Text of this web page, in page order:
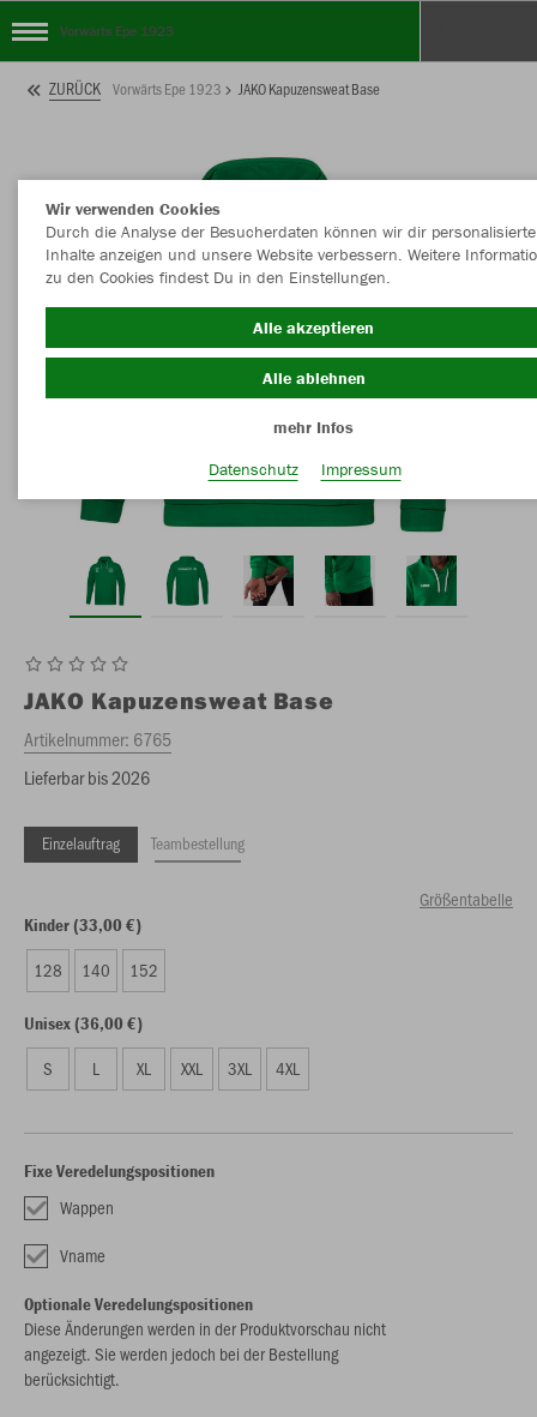
Vorwärts Epe 1923
ZURÜCK Vorwärts Epe 1923 JAKO Kapuzensweat Base
JAKO Kapuzensweat Base
Artikelnummer: 6765
Lieferbar bis 2026
Einzelauftrag Teambestellung
Größentabelle
Kinder (33,00 €)
128 140 152
Unisex (36,00 €)
S L XL XXL 3XL 4XL
Fixe Veredelungspositionen
Wappen
Vname
Optionale Veredelungspositionen
Diese Änderungen werden in der Produktvorschau nicht
angezeigt. Sie werden jedoch bei der Bestellung
berücksichtigt.
Wir verwenden Cookies
Durch die Analyse der Besucherdaten können wir dir personalisierte
Inhalte anzeigen und unsere Website verbessern. Weitere
zu den Cookies findest Du in den Einstellungen.
Alle akzeptieren
Alle ablehnen
mehr Infos
Datenschutz
Impressum